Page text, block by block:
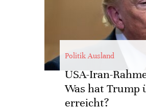
Politik Ausland
USA-Iran-
Was hat Trump
erreicht?